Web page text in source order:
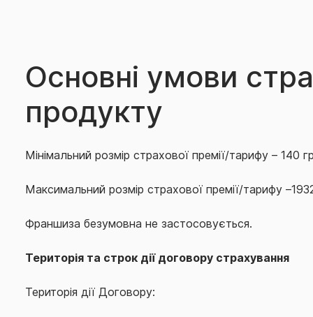
Основні умови
продукту
Мінімальний розмір страхової премії/тарифу – 140
Максимальний розмір страхової премії/тарифу
Франшиза безумовна не застосовується.
Територія та строк дії договору страхування
Територія дії Договору: